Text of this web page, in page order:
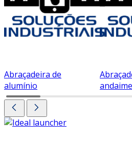
Abraçadeira de
alumínio
andaime